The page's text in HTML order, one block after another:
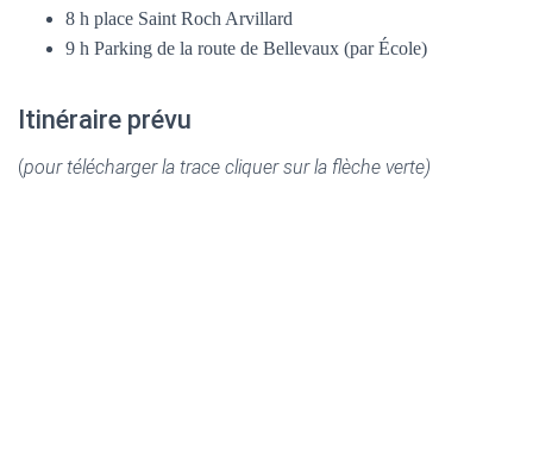
8 h place Saint Roch Arvillard
9 h Parking de la route de Bellevaux (par École)
Itinéraire prévu
(pour télécharger la trace cliquer sur la flèche verte)